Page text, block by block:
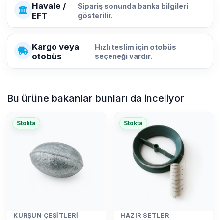
Havale /
EFT
Sipariş sonunda banka bilgileri
gösterilir.
Kargo veya
otobüs
Hızlı teslim için otobüs
seçeneği vardır.
Bu ürüne bakanlar bunları da inceliyor
Stokta
KURŞUN ÇEŞITLERI
Stokta
HAZIR SETLER